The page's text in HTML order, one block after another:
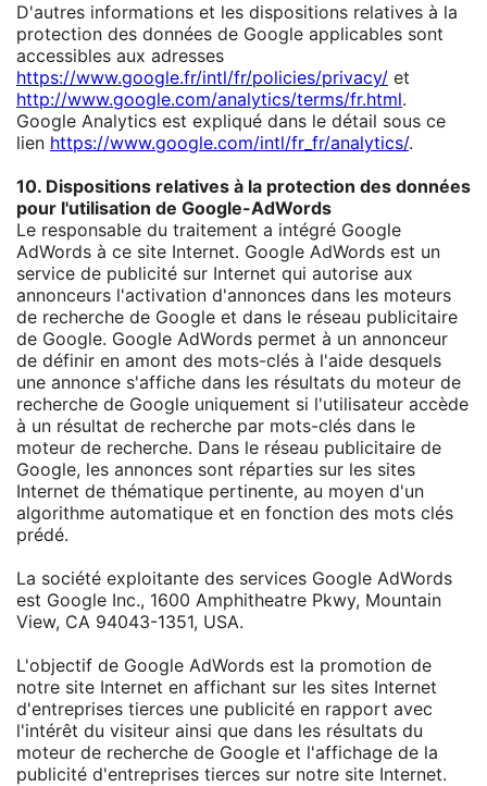
D'autres informations et les dispositions relatives à la
protection des données de Google applicables sont
accessibles aux adresses
https://www.google.fr/intl/fr/policies/privacy/ et
http://www.google.com/analytics/terms/fr.html.
Google Analytics est expliqué dans le détail sous ce
lien https://www.google.com/intl/fr_fr/analytics/.
10. Dispositions relatives à la protection des données
pour l'utilisation de Google-AdWords
Le responsable du traitement a intégré Google
AdWords à ce site Internet. Google AdWords est un
service de publicité sur Internet qui autorise aux
annonceurs l'activation d'annonces dans les moteurs
de recherche de Google et dans le réseau publicitaire
de Google. Google AdWords permet à un annonceur
de définir en amont des mots-clés à l'aide desquels
une annonce s'affiche dans les résultats du moteur de
recherche de Google uniquement si l'utilisateur accède
à un résultat de recherche par mots-clés dans le
moteur de recherche. Dans le réseau publicitaire de
Google, les annonces sont réparties sur les sites
Internet de thématique pertinente, au moyen d'un
algorithme automatique et en fonction des mots clés
prédé.
La société exploitante des services Google AdWords
est Google Inc., 1600 Amphitheatre Pkwy, Mountain
View, CA 94043-1351, USA.
L'objectif de Google AdWords est la promotion de
notre site Internet en affichant sur les sites Internet
d'entreprises tierces une publicité en rapport avec
l'intérêt du visiteur ainsi que dans les résultats du
moteur de recherche de Google et l'affichage de la
publicité d'entreprises tierces sur notre site Internet.